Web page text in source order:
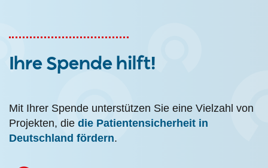
Ihre Spende hilft!
Mit Ihrer Spende unterstützen Sie eine Vielzahl von
Projekten, die die Patientensicherheit in
Deutschland fördern.